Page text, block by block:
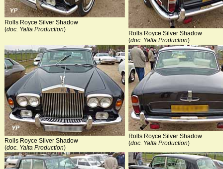
Rolls Royce Silver Shadow
(doc. Yalta Production)
Rolls Royce Silver Shadow
(doc. Yalta Production)
Rolls Royce Silver Shadow
(doc. Yalta Production)
Rolls Royce Silver Shadow
(doc. Yalta Production)